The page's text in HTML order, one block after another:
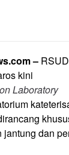
–
kini
Laboratory
dan